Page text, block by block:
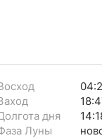
дня
Луны